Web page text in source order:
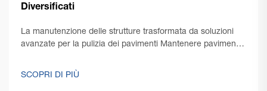
Diversificati
La manutenzione delle strutture trasformata da soluzioni
avanzate per la pulizia dei pavimenti Mantenere pavimenti
uniche che richiedono soluzioni robuste ed efficienti. Una
SCOPRI DI PIÙ